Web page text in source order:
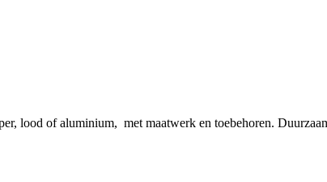
lood of aluminium, met maatwerk en toebehoren.